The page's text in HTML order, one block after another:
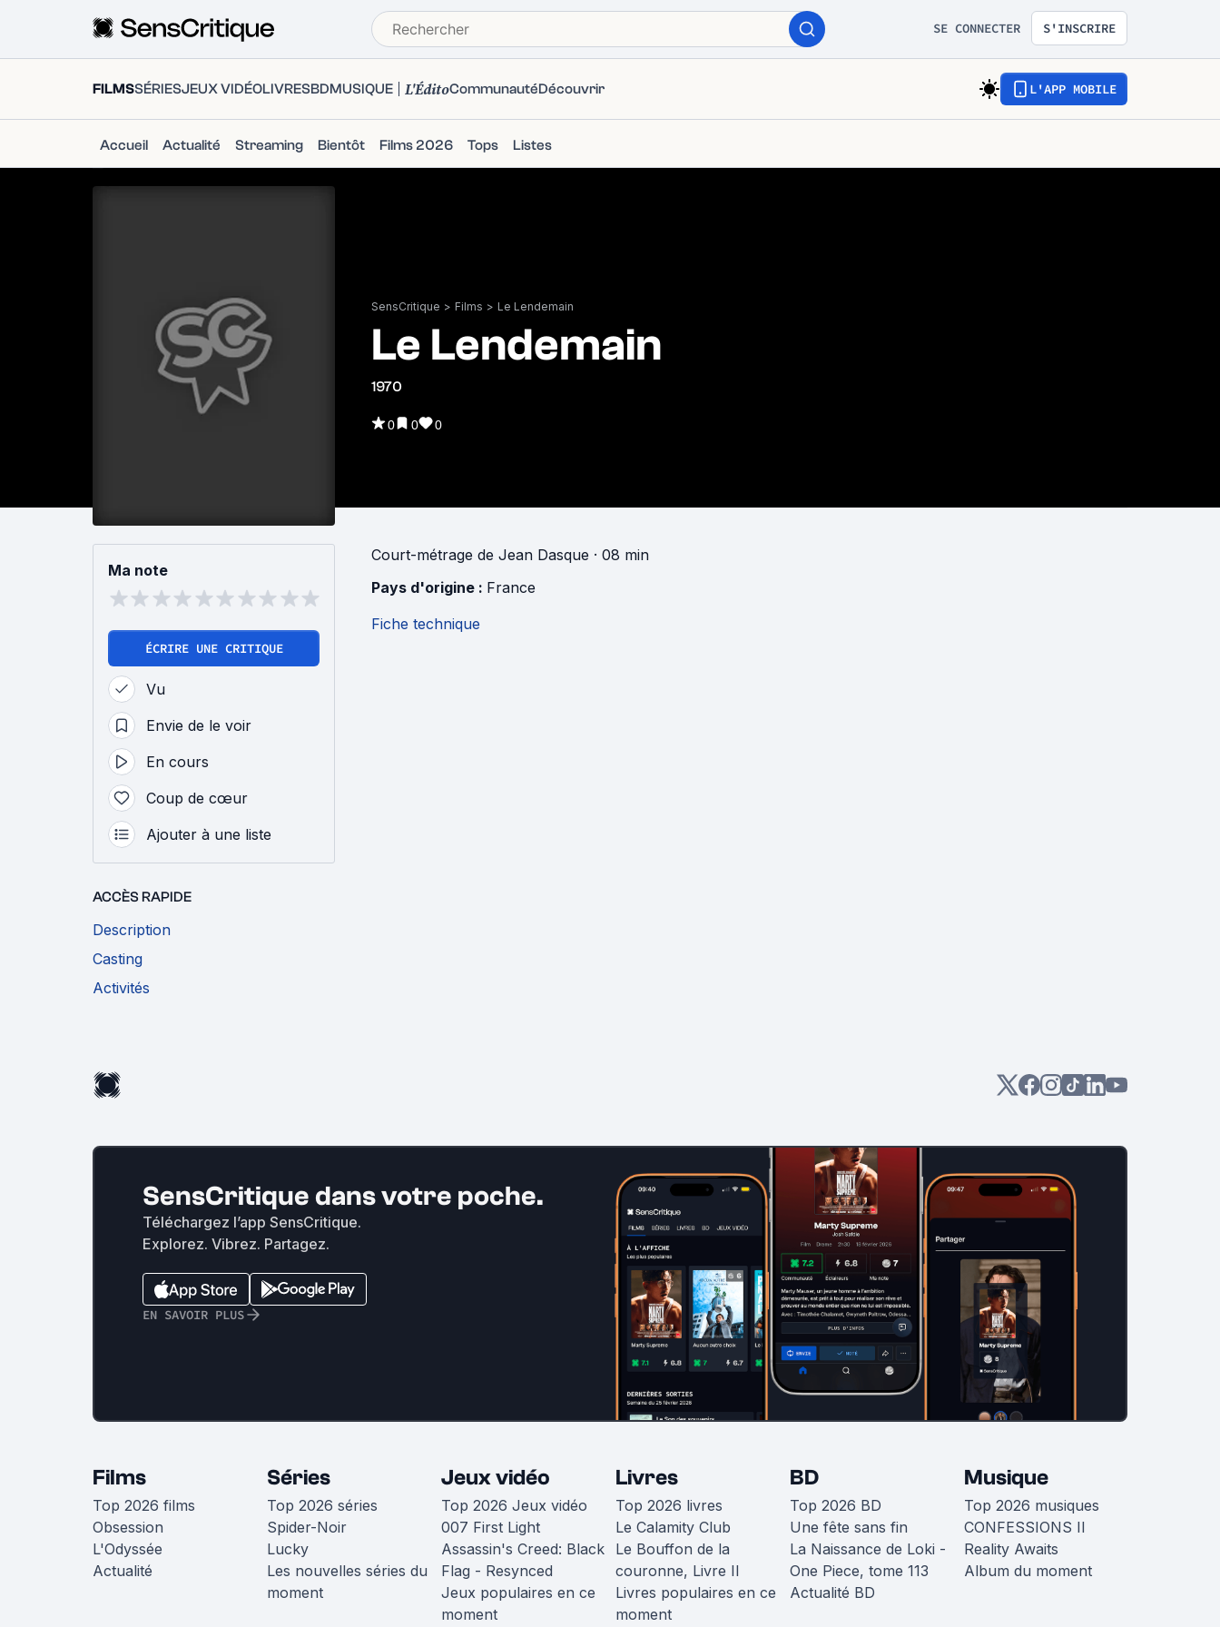
SE CONNECTER S'INSCRIRE
FILMSSÉRIESJEUX VIDÉOLIVRESBDMUSIQUE L'ÉditoCommunautéDécouvrir L'APP MOBILE
Accueil Actualité Streaming Bientôt Films 2026 Tops Listes
SensCritique > Films > Le Lendemain
Le Lendemain
1970
0 0 0
Ma note
ÉCRIRE UNE CRITIQUE
Vu
Envie de le voir
En cours
Coup de cœur
Ajouter à une liste
ACCÈS RAPIDE
Description
Casting
Activités
Court-métrage de Jean Dasque · 08 min
Pays d'origine : France
Fiche technique
SensCritique dans votre poche.
Téléchargez l’app SensCritique.
Explorez. Vibrez. Partagez.
EN SAVOIR PLUS
Films
Top 2026 films
Obsession
L'Odyssée
Actualité
Séries
Top 2026 séries
Spider-Noir
Lucky
Les nouvelles séries du
moment
Jeux vidéo
Top 2026 Jeux vidéo
007 First Light
Assassin's Creed: Black
Flag - Resynced
Jeux populaires en ce
moment
Livres
Top 2026 livres
Le Calamity Club
Le Bouffon de la
couronne, Livre II
Livres populaires en ce
moment
BD
Top 2026 BD
Une fête sans fin
La Naissance de Loki -
One Piece, tome 113
Actualité BD
Musique
Top 2026 musiques
CONFESSIONS II
Reality Awaits
Album du moment